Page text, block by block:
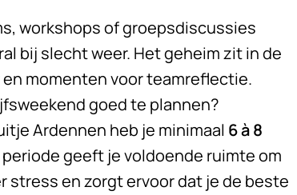
workshops of groepsdiscussies
bij slecht weer. Het geheim zit in de
momenten voor teamreflectie.
goed te plannen?
Ardennen heb je minimaal 6 à 8
periode geeft je voldoende ruimte om
stress en zorgt ervoor dat je de beste